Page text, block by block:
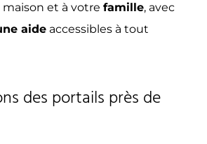
et à votre famille, avec
aideaccessibles à tout
des portails près de